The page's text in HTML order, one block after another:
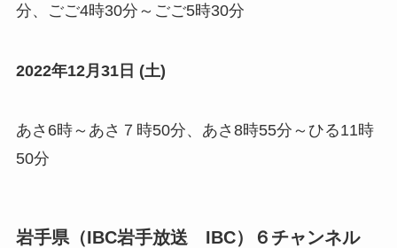
分、ごご4時30分～ごご5時30分
2022年12月31日 (土)
あさ6時～あさ７時50分、あさ8時55分～ひる11時
50分
岩手県（IBC岩手放送 IBC）６チャンネル